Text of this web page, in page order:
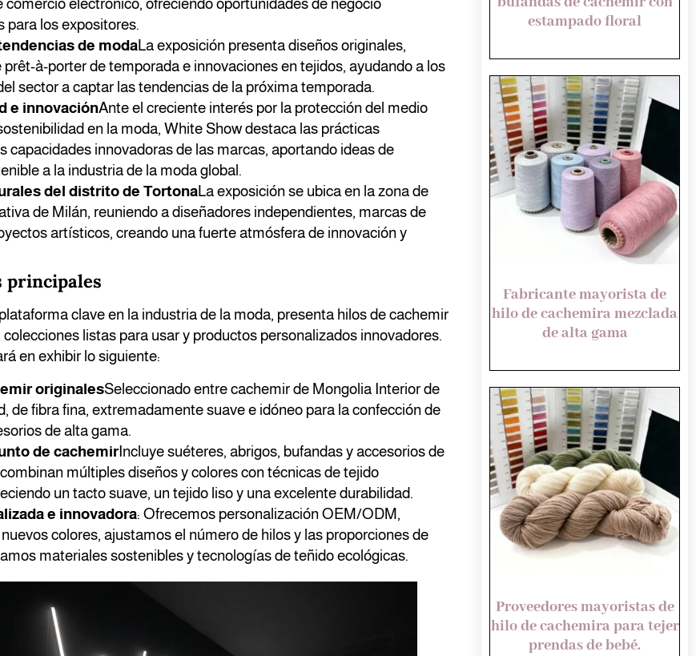
para los expositores.
de modaLa exposición presenta diseños originales,
prêt-à-porter de temporada e innovaciones en tejidos, ayudando a los
sector a captar las tendencias de la próxima temporada.
e innovaciónAnte el creciente interés por la protección del medio
en la moda, White Show destaca las prácticas
capacidades innovadoras de las marcas, aportando ideas de
a la industria de la moda global.
del distrito de TortonaLa exposición se ubica en la zona de
de Milán, reuniendo a diseñadores independientes, marcas de
artísticos, creando una fuerte atmósfera de innovación y
principales
clave en la industria de la moda, presenta hilos de cachemir
listas para usar y productos personalizados innovadores.
en exhibir lo siguiente:
originalesSeleccionado entre cachemir de Mongolia Interior de
de fibra fina, extremadamente suave e idóneo para la confección de
de alta gama.
de cachemirIncluye suéteres, abrigos, bufandas y accesorios de
múltiples diseños y colores con técnicas de tejido
un tacto suave, un tejido liso y una excelente durabilidad.
e innovadora: Ofrecemos personalización OEM/ODM,
colores, ajustamos el número de hilos y las proporciones de
materiales sostenibles y tecnologías de teñido ecológicas.
estampado floral
Fabricante mayorista de
hilo de cachemira mezclada
de alta gama
Proveedores mayoristas de
hilo de cachemira para tejer
prendas de bebé.